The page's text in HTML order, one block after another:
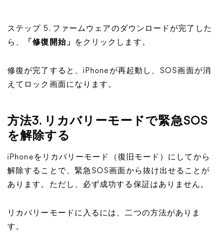
ステップ 5. ファームウェアのダウンロードが完了した
ら、
「修復開始」 をクリックします。
修復が完了すると、iPhoneが再起動し、SOS画面が消
えてロック画面になります。
方法3. リカバリーモードで緊急SOS
を解除する
iPhoneをリカバリーモード（復旧モード）にしてから
解除することで、緊急SOS画面から抜け出せることが
あります。ただし、必ず成功する保証はありません。
リカバリーモードに入るには、二つの方法がありま
す。